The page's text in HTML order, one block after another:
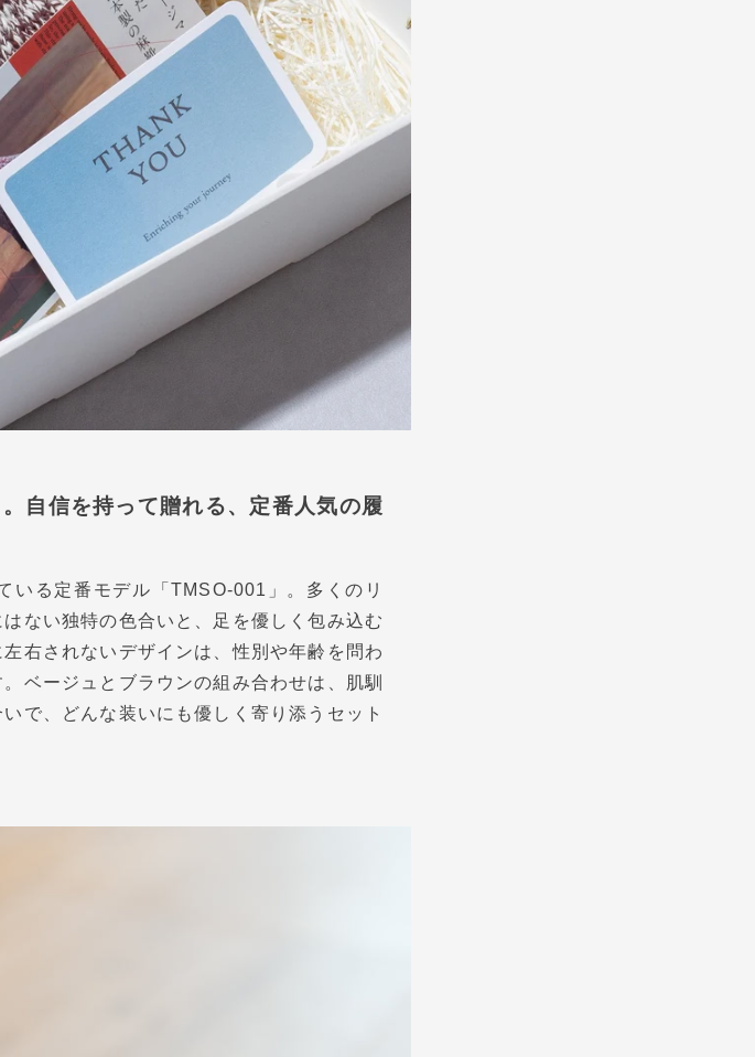
自信を持って贈れる、定番人気の履
いる定番モデル「TMSO-001」。多くのリ
ない独特の色合いと、足を優しく包み込む
右されないデザインは、性別や年齢を問わ
ベージュとブラウンの組み合わせは、肌馴
で、どんな装いにも優しく寄り添うセット